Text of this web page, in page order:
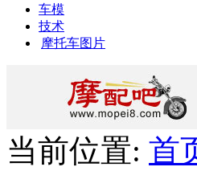
车模
技术
摩托车图片
当前位置: 首